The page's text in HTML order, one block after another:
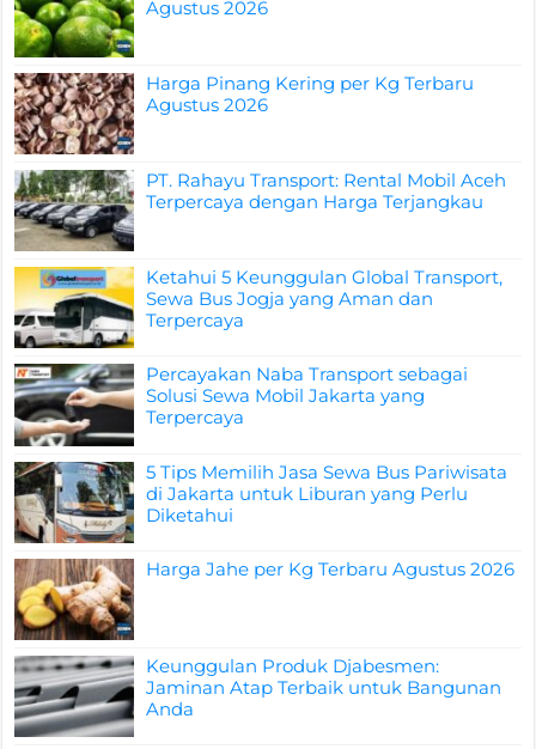
Agustus 2026
Harga Pinang Kering per Kg Terbaru
Agustus 2026
PT. Rahayu Transport: Rental Mobil Aceh
Terpercaya dengan Harga Terjangkau
Ketahui 5 Keunggulan Global Transport,
Sewa Bus Jogja yang Aman dan
Terpercaya
Percayakan Naba Transport sebagai
Solusi Sewa Mobil Jakarta yang
Terpercaya
5 Tips Memilih Jasa Sewa Bus Pariwisata
di Jakarta untuk Liburan yang Perlu
Diketahui
Harga Jahe per Kg Terbaru Agustus 2026
Keunggulan Produk Djabesmen:
Jaminan Atap Terbaik untuk Bangunan
Anda